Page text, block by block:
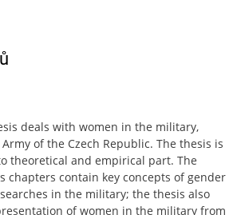
deals with women in the military,
of the Czech Republic. The thesis is
theoretical and empirical part. The
chapters contain key concepts of gender
in the military; the thesis also
of women in the military from